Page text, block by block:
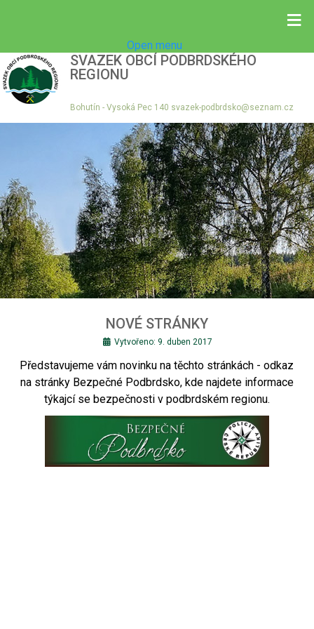
≡
Open menu
SVAZEK OBCÍ PODBRDSKÉHO
REGIONU
Bohutín - Vysoká Pec 140 svazek-podbrdsko@seznam.cz
NOVÉ STRÁNKY
Vytvořeno: 9. duben 2017
Představujeme vám novinku na těchto stránkách - odkaz
na stránky Bezpečné Podbrdsko, kde najdete informace
týkajcí se bezpečnosti v podbrdském regionu.